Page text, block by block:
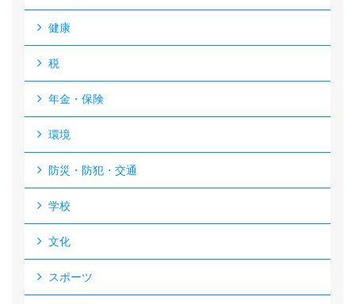
健康
税
年金・保険
環境
防災・防犯・交通
学校
文化
スポーツ